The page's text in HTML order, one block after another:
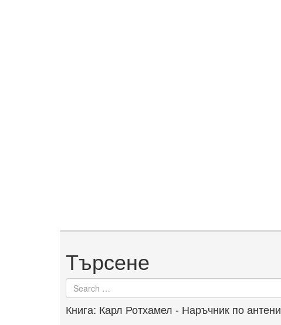
Търсене
Search
for
Книга: Карл Ротхамел - Наръчник по антени